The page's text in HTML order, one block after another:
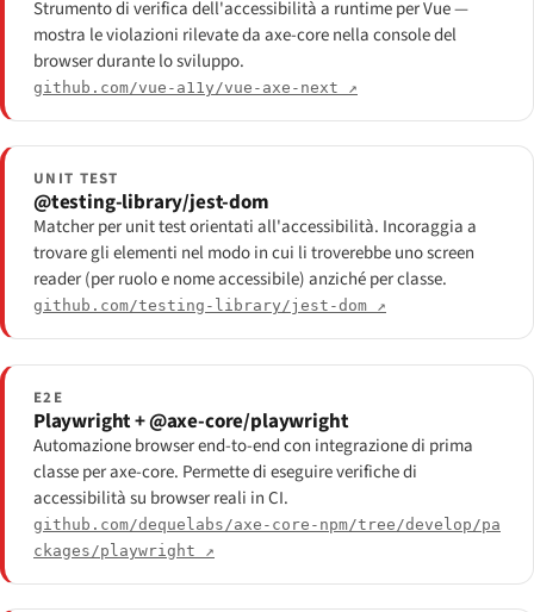
Strumento di verifica dell'accessibilità a runtime per Vue —
mostra le violazioni rilevate da axe-core nella console del
browser durante lo sviluppo.
github.com/vue-a11y/vue-axe-next ↗
UNIT TEST
@testing-library/jest-dom
Matcher per unit test orientati all'accessibilità. Incoraggia a
trovare gli elementi nel modo in cui li troverebbe uno screen
reader (per ruolo e nome accessibile) anziché per classe.
github.com/testing-library/jest-dom ↗
E2E
Playwright + @axe-core/playwright
Automazione browser end-to-end con integrazione di prima
classe per axe-core. Permette di eseguire verifiche di
accessibilità su browser reali in CI.
github.com/dequelabs/axe-core-npm/tree/develop/pa
ckages/playwright ↗